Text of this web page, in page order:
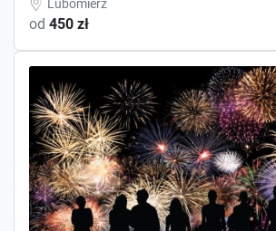
Lubomierz
od 450 zł